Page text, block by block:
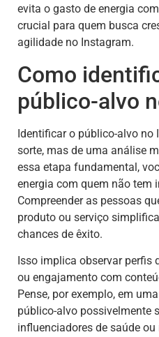
evita o gasto de energia
crucial para quem busca
agilidade no Instagram.
Como
público-alvo
Identificar o público-alvo no
sorte, mas de uma análise
essa etapa fundamental,
energia com quem não tem
Compreender as pessoas
produto ou serviço
chances de êxito.
Isso implica observar perfis
ou engajamento com
Pense, por exemplo, em
público-alvo possivelmente
influenciadores de saúde